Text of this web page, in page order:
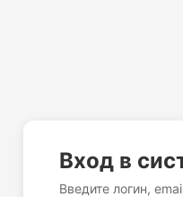
Вход в
Введите логин,